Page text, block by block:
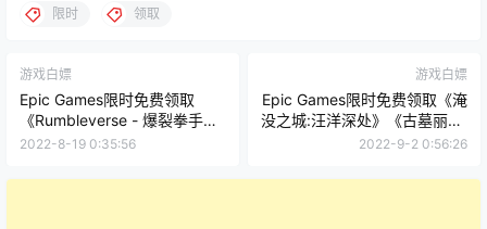
限时 领取
游戏白嫖
Epic Games限时免费领取
《Rumbleverse - 爆裂拳手内
容包》《DOOM 64 毁灭战士
2022-8-19 0:35:56
游戏白嫖
Epic Games限时免费领取《淹
没之城:汪洋深处》《古墓丽影:
暗影最终版》《球胜大本营 犰
2022-9-2 0:56:26